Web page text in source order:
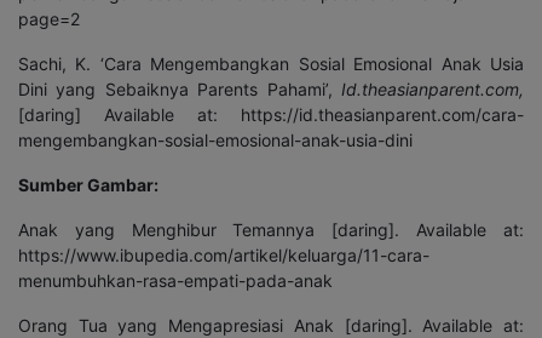
page=2
Sachi, K. ‘Cara Mengembangkan Sosial Emosional Anak Usia
Dini yang Sebaiknya Parents Pahami’, Id.theasianparent.com,
[daring] Available at: https://id.theasianparent.com/cara-
mengembangkan-sosial-emosional-anak-usia-dini
Sumber Gambar:
Anak yang Menghibur Temannya [daring]. Available at:
https://www.ibupedia.com/artikel/keluarga/11-cara-
menumbuhkan-rasa-empati-pada-anak
Orang Tua yang Mengapresiasi Anak [daring]. Available at: